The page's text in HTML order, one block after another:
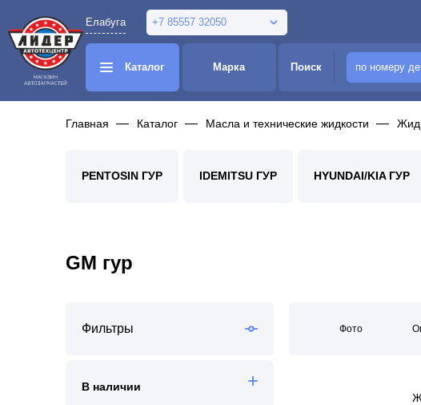
Елабуга +7 85557 32050
Каталог Марка Поиск по номеру
Главная Каталог Масла и технические жидкости
PENTOSIN ГУР IDEMITSU ГУР HYUNDAI/KIA ГУР
GM гур
Фильтры
В наличии
Фото